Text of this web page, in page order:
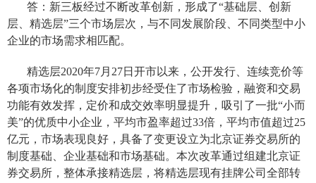
答：新三板经过不断改革创新，形成了“基础层、创新
层、精选层”三个市场层次，与不同发展阶段、不同类型中小
企业的市场需求相匹配。
精选层2020年7月27日开市以来，公开发行、连续竞价等
各项市场化的制度安排初步经受住了市场检验，融资和交易
功能有效发挥，定价和成交效率明显提升，吸引了一批“小而
美”的优质中小企业，平均市盈率超过33倍，平均市值超过25
亿元，市场表现良好，具备了变更设立为北京证券交易所的
制度基础、企业基础和市场基础。本次改革通过组建北京证
券交易所，整体承接精选层，将精选层现有挂牌公司全部转